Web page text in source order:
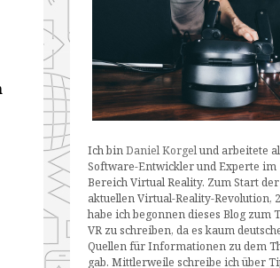
Ich binDaniel Korgelund arbeitete
Software-Entwickler und Experte im
Bereich Virtual Reality. Zum Start der
aktuellen Virtual-Reality-Revolution,
habe ich begonnen dieses Blog zum
VR zu schreiben, da es kaum
Quellen für Informationen zu dem
gab. Mittlerweile schreibe ich über